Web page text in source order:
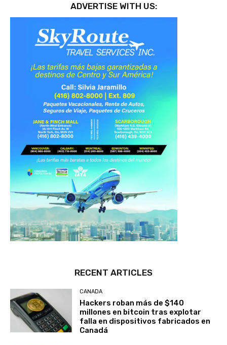
ADVERTISE WITH US:
RECENT ARTICLES
CANADA
Hackers roban más de $140
millones en bitcoin tras explotar
falla en dispositivos fabricados en
Canadá